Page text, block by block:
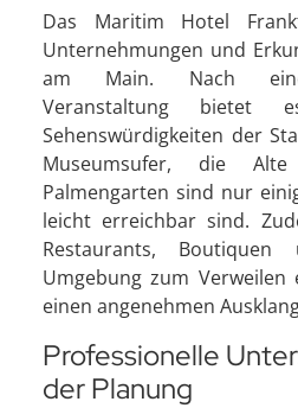
Das Maritim Hotel
Unternehmungen und
am Main. Nach
Veranstaltung
Sehenswürdigkeiten der
Museumsufer, die
Palmengarten sind nur
leicht erreichbar sind.
Restaurants,
Umgebung zum
einen angenehmen
Professionelle
der Planung